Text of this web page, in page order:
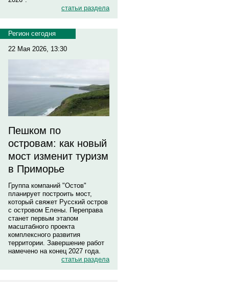
статьи раздела
Регион сегодня
22 Мая 2026, 13:30
Пешком по
островам: как новый
мост изменит туризм
в Приморье
Группа компаний "Остов"
планирует построить мост,
который свяжет Русский остров
с островом Елены. Переправа
станет первым этапом
масштабного проекта
комплексного развития
территории. Завершение работ
намечено на конец 2027 года.
статьи раздела